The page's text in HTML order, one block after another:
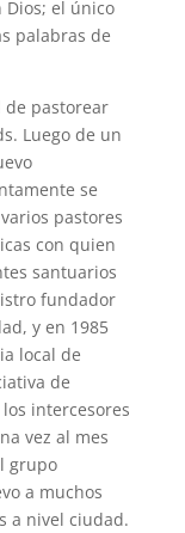
Dios; el único
palabras de
de pastorear
Luego de un
se
pastores
con quien
santuarios
fundador
y en 1985
local de
de
intercesores
vez al mes
grupo
a muchos
a nivel ciudad.